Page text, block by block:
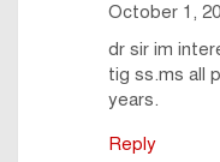
October 1,
dr sir im
tig ss.ms all
years.
Reply